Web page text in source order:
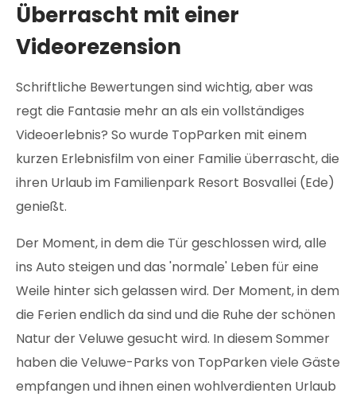
Überrascht mit einer
Videorezension
Schriftliche Bewertungen sind wichtig, aber was
regt die Fantasie mehr an als ein vollständiges
Videoerlebnis? So wurde TopParken mit einem
kurzen Erlebnisfilm von einer Familie überrascht, die
ihren Urlaub im Familienpark Resort Bosvallei (Ede)
genießt.
Der Moment, in dem die Tür geschlossen wird, alle
ins Auto steigen und das 'normale' Leben für eine
Weile hinter sich gelassen wird. Der Moment, in dem
die Ferien endlich da sind und die Ruhe der schönen
Natur der Veluwe gesucht wird. In diesem Sommer
haben die Veluwe-Parks von TopParken viele Gäste
empfangen und ihnen einen wohlverdienten Urlaub